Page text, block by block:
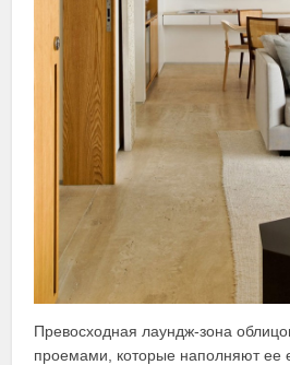
Превосходная лаундж-зона
проемами, которые наполняют ее